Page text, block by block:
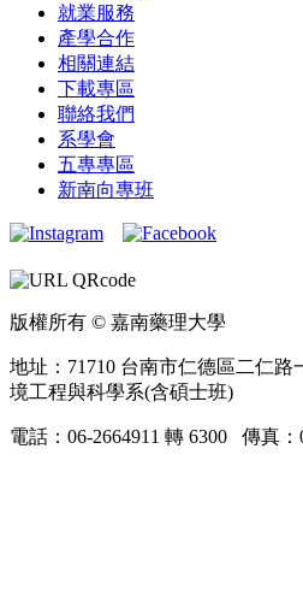
就業服務
產學合作
相關連結
下載專區
聯絡我們
系學會
五專專區
新南向專班
版權所有 © 嘉南藥理大學
地址：71710 台南市仁德區二仁
境工程與科學系(含碩士班)
電話：06-2664911 轉 6300 傳真：